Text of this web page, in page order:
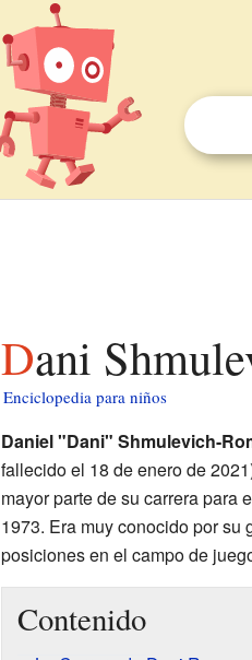
Dani
Enciclopedia para niños
Daniel "Dani" Shmulevich-
fallecido el 18 de enero de
mayor parte de su carrera para
1973. Era muy conocido por
posiciones en el campo de
Contenido